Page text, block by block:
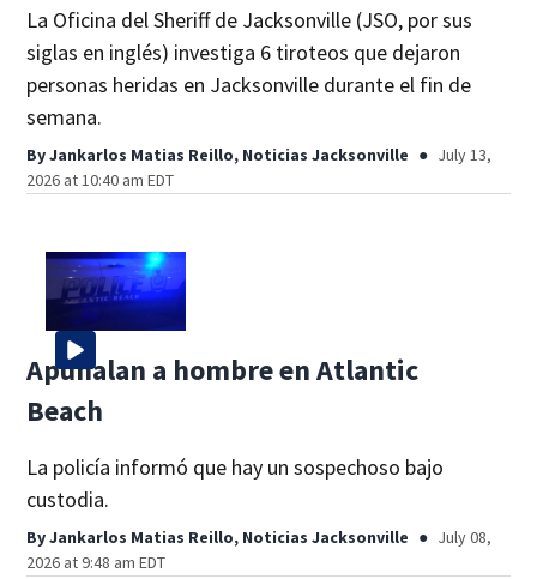
La Oficina del Sheriff de Jacksonville (JSO, por sus
siglas en inglés) investiga 6 tiroteos que dejaron
personas heridas en Jacksonville durante el fin de
semana.
ByJankarlos Matias Reillo, Noticias Jacksonville
July 13,
2026 at 10:40 am EDT
Apuñalan a hombre en Atlantic
Beach
La policía informó que hay un sospechoso bajo
custodia.
ByJankarlos Matias Reillo, Noticias Jacksonville
July 08,
2026 at 9:48 am EDT